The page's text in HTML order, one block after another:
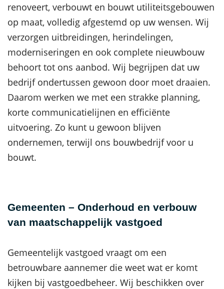
renoveert, verbouwt en bouwt utiliteitsgebouwen
op maat, volledig afgestemd op uw wensen. Wij
verzorgen uitbreidingen, herindelingen,
moderniseringen en ook complete nieuwbouw
behoort tot ons aanbod. Wij begrijpen dat uw
bedrijf ondertussen gewoon door moet draaien.
Daarom werken we met een strakke planning,
korte communicatielijnen en efficiënte
uitvoering. Zo kunt u gewoon blijven
ondernemen, terwijl ons bouwbedrijf voor u
bouwt.
Gemeenten – Onderhoud en verbouw
van maatschappelijk vastgoed
Gemeentelijk vastgoed vraagt om een
betrouwbare aannemer die weet wat er komt
kijken bij vastgoedbeheer. Wij beschikken over